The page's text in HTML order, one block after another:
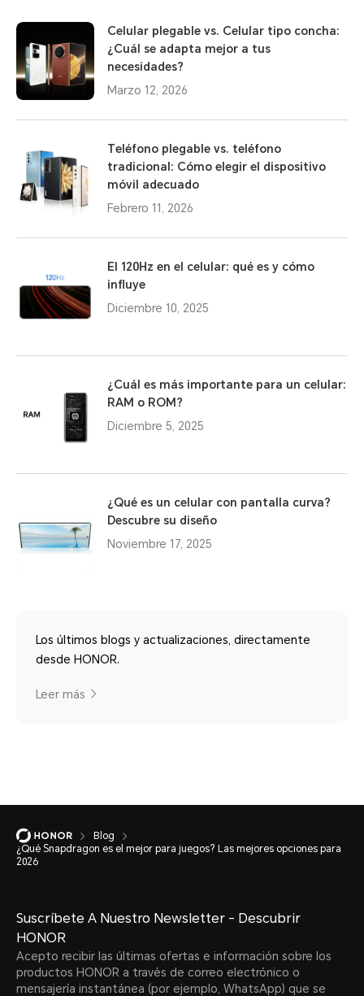
Celular plegable vs. Celular tipo concha:
¿Cuál se adapta mejor a tus
necesidades?
Marzo 12, 2026
Teléfono plegable vs. teléfono
tradicional: Cómo elegir el dispositivo
móvil adecuado
Febrero 11, 2026
El 120Hz en el celular: qué es y cómo
influye
Diciembre 10, 2025
¿Cuál es más importante para un celular:
RAM o ROM?
Diciembre 5, 2025
¿Qué es un celular con pantalla curva?
Descubre su diseño
Noviembre 17, 2025
Los últimos blogs y actualizaciones, directamente
desde HONOR.
Leer más
Blog
¿Qué Snapdragon es el mejor para juegos? Las mejores opciones para
2026
Suscríbete A Nuestro Newsletter - Descubrir
HONOR
Acepto recibir las últimas ofertas e información sobre los
productos HONOR a través de correo electrónico o
mensajería instantánea (por ejemplo, WhatsApp) que se